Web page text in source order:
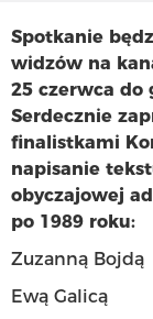
Spotkanie
widzów na
25 czerwca do
Serdecznie
finalistkami
napisanie
obyczajowej
po 1989 roku:
Zuzanną Bojdą
Ewą Galicą